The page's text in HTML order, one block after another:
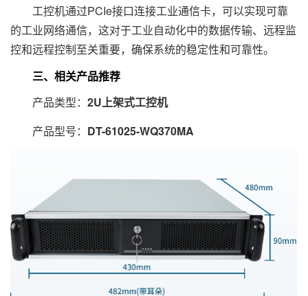
工控机通过PCIe接口连接工业通信卡，可以实现可靠
的工业网络通信，这对于工业自动化中的数据传输、远程监
控和远程控制至关重要，确保系统的稳定性和可靠性。
三、相关产品推荐
产品类型： 2U上架式工控机
产品型号： DT-61025-WQ370MA